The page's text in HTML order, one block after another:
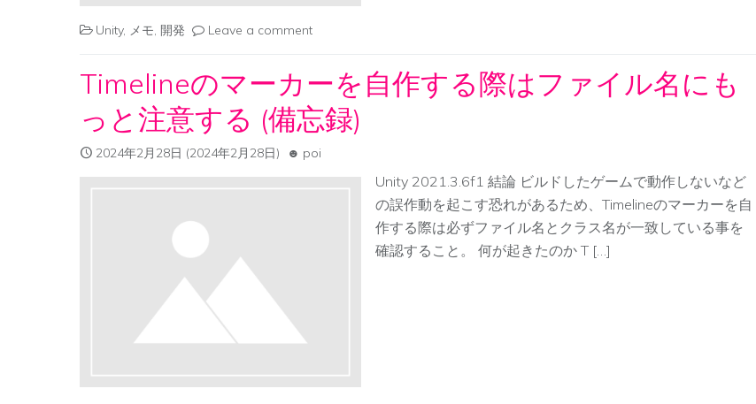
Unity, メモ, 開発 Leave a comment
Timelineのマーカーを自作する際はファイル名にも
っと注意する (備忘録)
2024年2月28日 (2024年2月28日) poi
Unity 2021.3.6f1 結論 ビルドしたゲームで動作しないなど
の誤作動を起こす恐れがあるため、Timelineのマーカーを自
作する際は必ずファイル名とクラス名が一致している事を
確認すること。 何が起きたのか T […]